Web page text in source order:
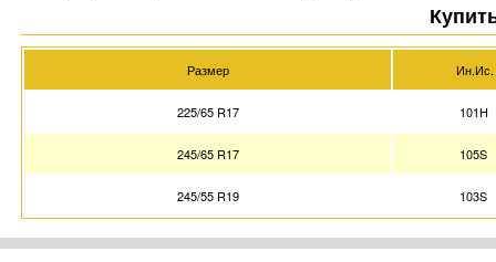
Размер Ин.Ис.
225/65 R17 101H
245/65 R17 105S
245/55 R19 103S